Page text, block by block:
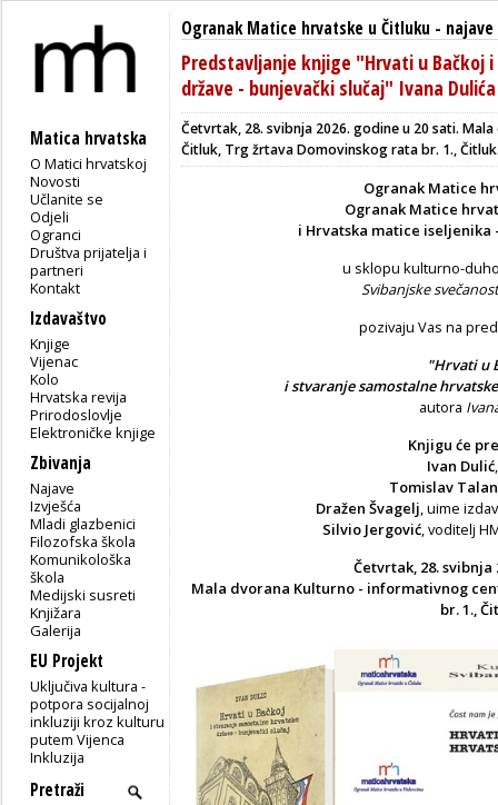
Matica hrvatska
O Matici hrvatskoj
Novosti
Učlanite se
Odjeli
Ogranci
Društva prijatelja i
partneri
Kontakt
Izdavaštvo
Knjige
Vijenac
Kolo
Hrvatska revija
Prirodoslovlje
Elektroničke knjige
Zbivanja
Najave
Izvješća
Mladi glazbenici
Filozofska škola
Komunikološka
škola
Medijski susreti
Knjižara
Galerija
EU Projekt
Uključiva kultura -
potpora socijalnoj
inkluziji kroz kulturu
putem Vijenca
Inkluzija
Ogranak Matice hrvatske u Čitluku - najave
Predstavljanje knjige "Hrvati u
države - bunjevački slučaj" Ivana
Četvrtak, 28. svibnja 2026. godine u 20 sati.
Čitluk, Trg žrtava Domovinskog rata br. 1.,
Ogranak Matice
Ogranak Matice
i Hrvatska matice iseljenika
u sklopu kulturno-
Svibanjske
pozivaju Vas na
"Hrvati u
i stvaranje samostalne
autora
Knjigu će
Ivan Dulić
Tomislav
Dražen Švagelj, uime
Silvio Jergović, voditelj
Četvrtak, 28. svibnja
Mala dvorana Kulturno - informativnog
br. 1.,